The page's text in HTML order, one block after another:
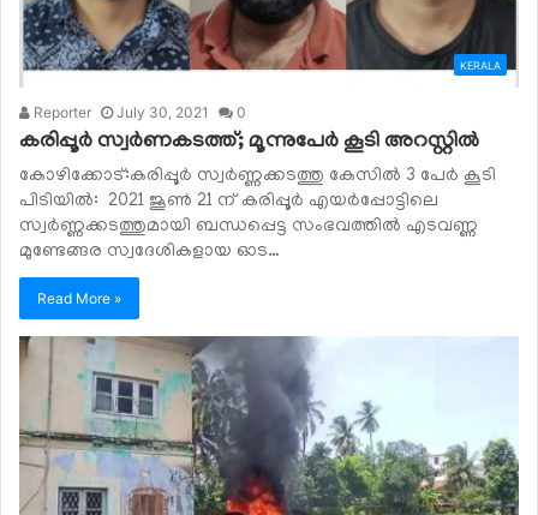
KERALA
Reporter July 30, 2021 0
കരിപ്പൂർ സ്വർണകടത്ത്; മൂന്നുപേർ കൂടി അറസ്റ്റിൽ
കോഴിക്കോട്:കരിപ്പൂർ സ്വർണ്ണക്കടത്തു കേസിൽ 3 പേർ കൂടി
പിടിയിൽ: 2021 ജൂൺ 21 ന് കരിപ്പൂർ എയർപ്പോട്ടിലെ
സ്വർണ്ണക്കടത്തുമായി ബന്ധപ്പെട്ട സംഭവത്തിൽ എടവണ്ണ
മുണ്ടേങ്ങര സ്വദേശികളായ ഓട…
Read More »